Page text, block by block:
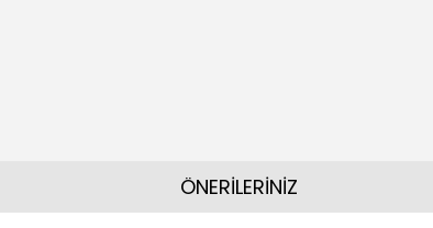
ÖNERİLERİNİZ